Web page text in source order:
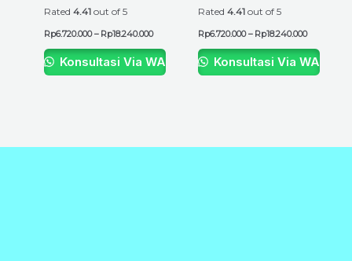
Rated 4.41 out of 5
Rp6.720.000 – Rp18.240.000
Konsultasi Via WA
Rated 4.41 out of 5
Rp6.720.000 – Rp18.240.000
Konsultasi Via WA